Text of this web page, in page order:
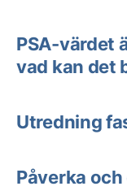
PSA-värdet
vad kan det
Utredning
Påverka